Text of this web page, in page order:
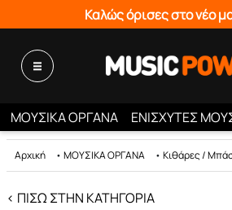
Καλώς όρισες στο νέο
ΜΟΥΣΙΚΑ ΟΡΓΑΝΑ ΕΝΙΣΧΥΤΕΣ
Αρχική • ΜΟΥΣΙΚΑ ΟΡΓΑΝΑ • Κιθάρες /
< ΠΊΣΩ ΣΤΗΝ ΚΑΤΗΓΟΡΊΑ